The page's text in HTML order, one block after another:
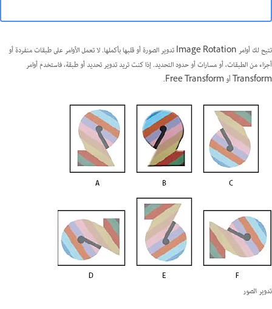
تتيح لك أوامر Image Rotation تدوير الصورة أو قلبها بأكملها. لا تعمل الأوامر على طبقات منفردة أو
أجزاء من الطبقات، أو مسارات أو حدود التحديد. إذا كنت تريد تدوير تحديد أو طبقة، فاستخدم أوامر
Transform أو Free Transform.
تدوير الصور